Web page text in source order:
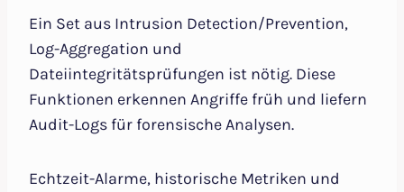
Ein Set aus Intrusion Detection/Prevention,
Log-Aggregation und
Dateiintegritätsprüfungen ist nötig. Diese
Funktionen erkennen Angriffe früh und liefern
Audit-Logs für forensische Analysen.
Echtzeit-Alarme, historische Metriken und